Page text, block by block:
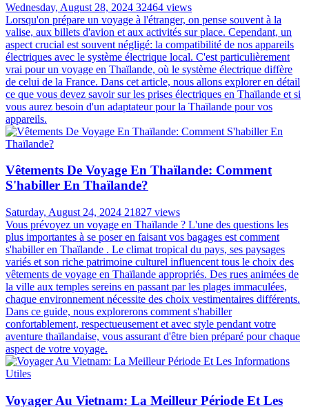
Wednesday, August 28, 2024 32464 views
Lorsqu'on prépare un voyage à l'étranger, on pense souvent à la
valise, aux billets d'avion et aux activités sur place. Cependant, un
aspect crucial est souvent négligé: la compatibilité de nos appareils
électriques avec le système électrique local. C'est particulièrement
vrai pour un voyage en Thaïlande, où le système électrique diffère
de celui de la France. Dans cet article, nous allons explorer en détail
ce que vous devez savoir sur les prises électriques en Thaïlande et si
vous aurez besoin d'un adaptateur pour la Thaïlande pour vos
appareils.
Vêtements De Voyage En Thaïlande: Comment
S'habiller En Thaïlande?
Saturday, August 24, 2024 21827 views
Vous prévoyez un voyage en Thaïlande ? L'une des questions les
plus importantes à se poser en faisant vos bagages est comment
s'habiller en Thaïlande . Le climat tropical du pays, ses paysages
variés et son riche patrimoine culturel influencent tous le choix des
vêtements de voyage en Thaïlande appropriés. Des rues animées de
la ville aux temples sereins en passant par les plages immaculées,
chaque environnement nécessite des choix vestimentaires différents.
Dans ce guide, nous explorerons comment s'habiller
confortablement, respectueusement et avec style pendant votre
aventure thaïlandaise, vous assurant d'être bien préparé pour chaque
aspect de votre voyage.
Voyager Au Vietnam: La Meilleur Période Et Les